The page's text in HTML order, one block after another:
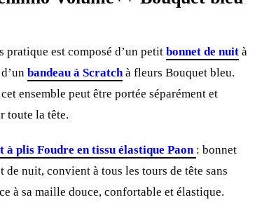
pratique est composé d’un petitbonnet de nuit à
bandeau à Scratchà fleurs Bouquet bleu.
ensemble peut être portée séparément et
toute la tête.
à plis Foudre en tissu élastique Paon : bonnet
de nuit, convient à tous les tours de tête sans
à sa maille douce, confortable et élastique.